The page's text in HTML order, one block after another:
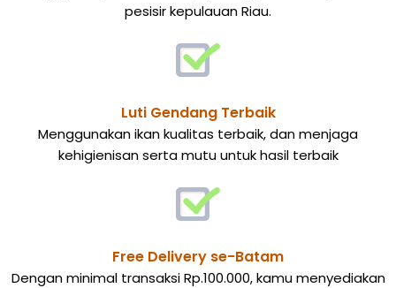
pesisir kepulauan Riau.
Luti Gendang Terbaik
Menggunakan ikan kualitas terbaik, dan menjaga
kehigienisan serta mutu untuk hasil terbaik
Free Delivery se-Batam
Dengan minimal transaksi Rp.100.000, kamu menyediakan